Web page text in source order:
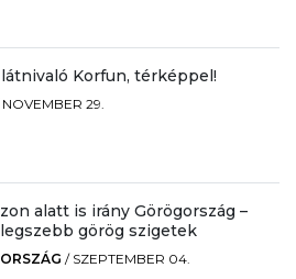
látnivaló Korfun, térképpel!
NOVEMBER 29.
alatt is irány Görögország –
görög szigetek
/ SZEPTEMBER 04.